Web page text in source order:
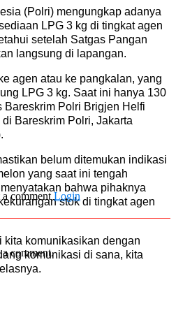
(Polri) mengungkap adanya
LPG 3 kg di tingkat agen
setelah Satgas Pangan
langsung di lapangan.
agen atau ke pangkalan, yang
LPG 3 kg. Saat ini hanya 130
Bareskrim Polri Brigjen Helfi
Bareskrim Polri, Jakarta
belum ditemukan indikasi
yang saat ini tengah
bahwa pihaknya
stok di tingkat agen
kita komunikasikan dengan
komunikasi di sana, kita
comment Login
comment.